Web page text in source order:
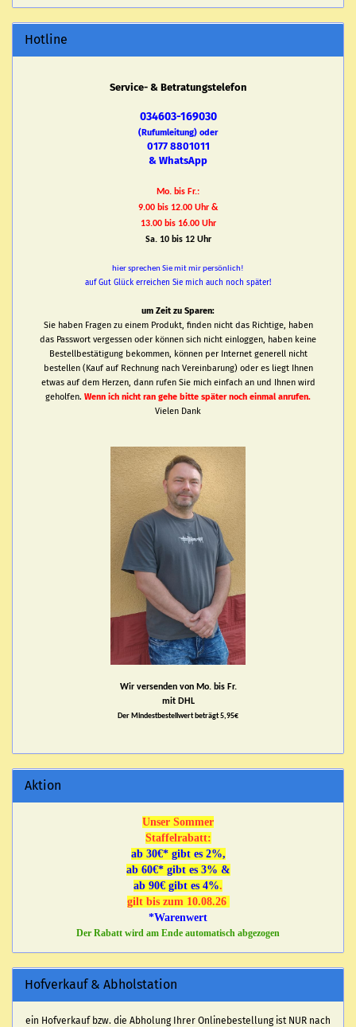
Hotline
Service- & Betratungstelefon
034603-169030
(Rufumleitung) oder
0177 8801011
& WhatsApp
Mo. bis Fr.:
9.00 bis 12.00 Uhr &
13.00 bis 16.00 Uhr
Sa. 10 bis 12 Uhr
hier sprechen Sie mit mir persönlich!
auf Gut Glück erreichen Sie mich auch noch später!
um Zeit zu Sparen:
Sie haben Fragen zu einem Produkt, finden nicht das Richtige, haben
das Passwort vergessen oder können sich nicht einloggen, haben keine
Bestellbestätigung bekommen, können per Internet generell nicht
bestellen (Kauf auf Rechnung nach Vereinbarung) oder es liegt Ihnen
etwas auf dem Herzen, dann rufen Sie mich einfach an und Ihnen wird
geholfen. Wenn ich nicht ran gehe bitte später noch einmal anrufen.
Vielen Dank
Wir versenden von Mo. bis Fr.
mit DHL
Der Mindestbestellwert beträgt 5,95€
Aktion
Unser Sommer
Staffelrabatt:
ab 30€* gibt es 2%,
ab 60€* gibt es 3% &
ab 90€ gibt es 4%.
gilt bis zum 10.08.26
*Warenwert
Der Rabatt wird am Ende automatisch abgezogen
Hofverkauf & Abholstation
ein Hofverkauf bzw. die Abholung Ihrer Onlinebestellung ist NUR nach